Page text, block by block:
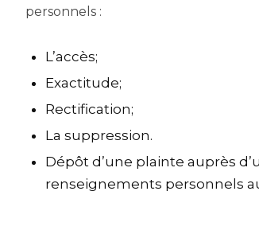
personnels :
L’accès;
Exactitude;
Rectification;
La suppression.
Dépôt d’une plainte auprès
renseignements personnels